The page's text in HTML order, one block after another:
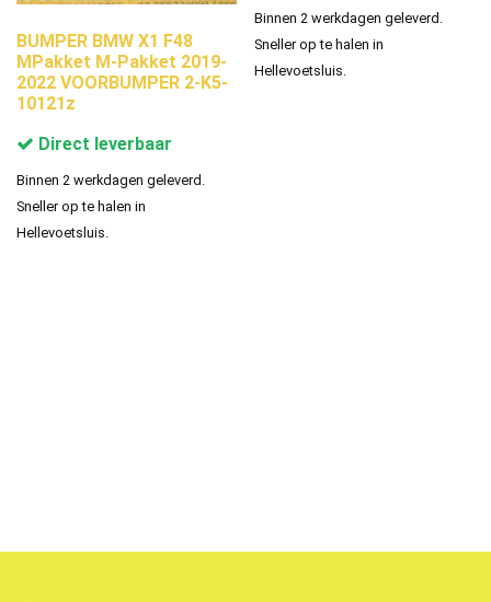
BUMPER BMW X1 F48
MPakket M-Pakket 2019-
2022 VOORBUMPER 2-K5-
10121z
Direct leverbaar
Binnen 2 werkdagen geleverd.
Sneller op te halen in
Hellevoetsluis.
Binnen 2 werkdagen geleverd.
Sneller op te halen in
Hellevoetsluis.